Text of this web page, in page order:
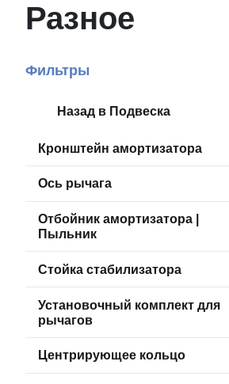
Разное
Фильтры
Назад в Подвеска
Кронштейн амортизатора
Ось рычага
Отбойник амортизатора |
Пыльник
Стойка стабилизатора
Установочный комплект для
рычагов
Центрирующее кольцо